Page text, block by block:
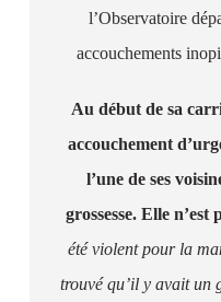
l’Observatoire
accouchements
Au début de sa
accouchement
l’une de ses
grossesse. Elle
été violent pour la
trouvé qu’il y avait un